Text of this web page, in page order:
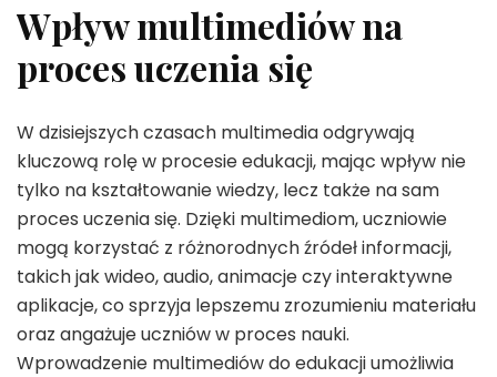
Wpływ multimediów na
proces uczenia się
W dzisiejszych czasach multimedia odgrywają
kluczową rolę w procesie edukacji, mając wpływ nie
tylko na kształtowanie wiedzy, lecz także na sam
proces uczenia się. Dzięki multimediom, uczniowie
mogą korzystać z różnorodnych źródeł informacji,
takich jak wideo, audio, animacje czy interaktywne
aplikacje, co sprzyja lepszemu zrozumieniu materiału
oraz angażuje uczniów w proces nauki.
Wprowadzenie multimediów do edukacji umożliwia